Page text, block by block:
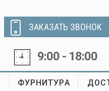
ЗАКАЗАТЬ ЗВОНОК
9:00 - 18:00
ФУРНИТУРА